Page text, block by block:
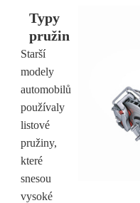
Typy
pružin
Starší
modely
automobilů
používaly
listové
pružiny,
které
snesou
vysoké